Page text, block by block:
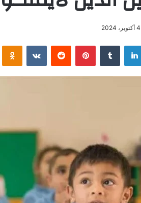
4 أكتوبر، 2024
لينكدإن بينتيريست